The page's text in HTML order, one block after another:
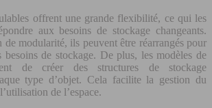
offrent une grande flexibilité, ce qui les
aux besoins de stockage changeants.
modularité, ils peuvent être réarrangés pour
besoins de stockage. De plus, les modèles de
de créer des structures de stockage
type d’objet. Cela facilite la gestion du
de l’espace.